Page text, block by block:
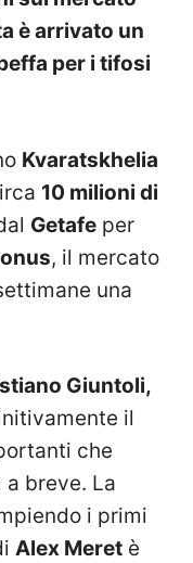
è arrivato un
per i tifosi
Kvaratskhelia
10 milioni di
Getafe per
, il mercato
una
Giuntoli,
il
che
breve. La
i primi
Alex Meret è